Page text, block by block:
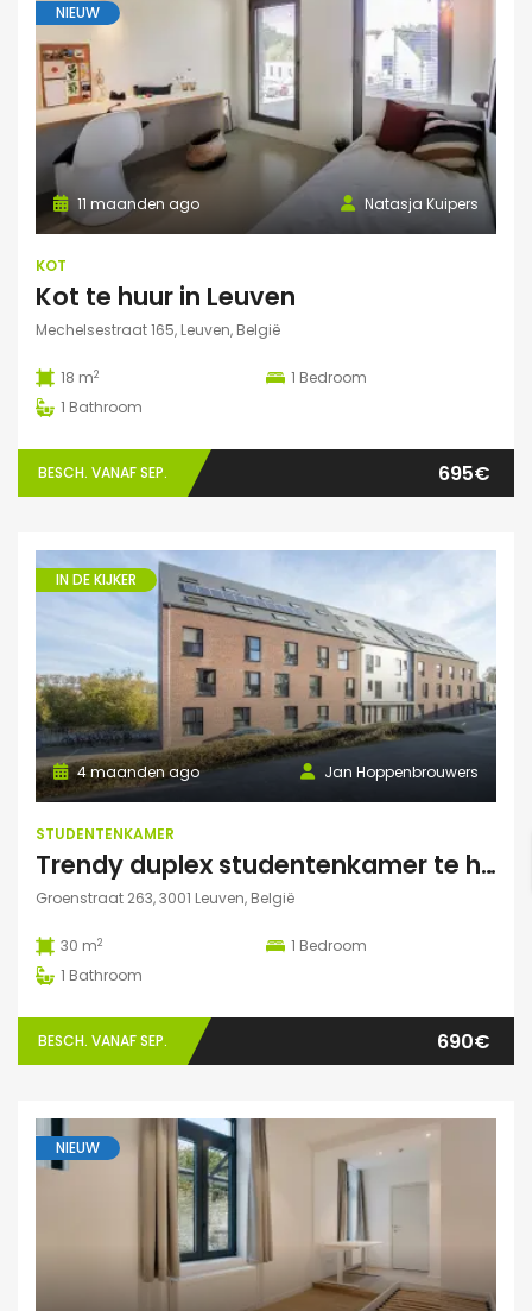
NIEUW
Natasja Kuipers
11 maanden ago
KOT
Kot te huur in Leuven
Mechelsestraat 165, Leuven, België
18 m2 1 Bedroom
1 Bathroom
BESCH. VANAF SEP. 695€
IN DE KIJKER
Jan Hoppenbrouwers
4 maanden ago
STUDENTENKAMER
Trendy duplex studentenkamer te huur met grote zonnige tuin, grote polyvalente ruimte (chillen, spelletjes…) en fietsenberging
Groenstraat 263, 3001 Leuven, België
30 m2 1 Bedroom
1 Bathroom
BESCH. VANAF SEP. 690€
NIEUW